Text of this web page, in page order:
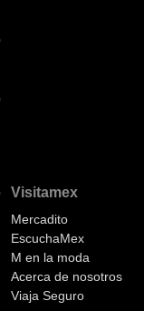
Visitamex
Mercadito
EscuchaMex
M en la moda
Acerca de nosotros
Viaja Seguro